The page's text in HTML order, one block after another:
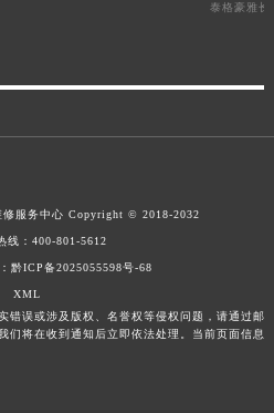
泰格豪雅长
服务中心 Copyright © 2018-2032
线： 400-801-5612
黔ICP备2025055598号-68
XML
错误或涉及版权、名誉权等侵权问题，请通过邮
们将在收到通知后立即依法处理。当前页面信息